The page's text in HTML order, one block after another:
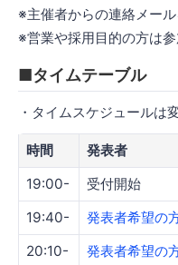
※主催者からの連絡メール
※営業や採用目的の方は
■タイムテーブル
・タイムスケジュールは
時間 発表者
19:00-
受付開始
19:40-
発表者希望の
20:10-
発表者希望の